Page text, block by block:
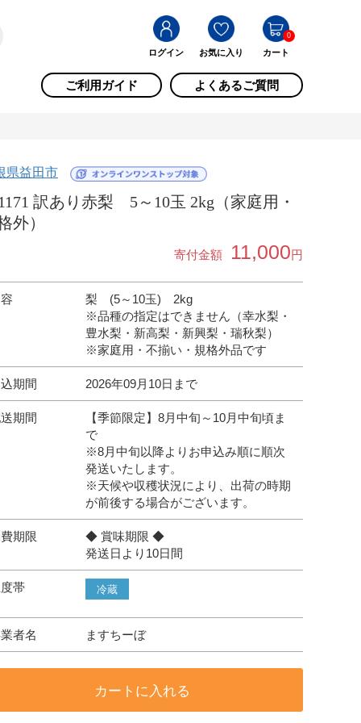
ログイン お気に入り カート
0
ご利用ガイド よくあるご質問
県益田市
訳あり赤梨 5～10玉 2kg（家庭用・
外）
寄付金額 11,000円
梨 (5～10玉) 2kg
※品種の指定はできません（幸水梨・
豊水梨・新高梨・新興梨・瑞秋梨）
※家庭用・不揃い・規格外品です
期間 2026年09月10日まで
期間
【季節限定】8月中旬～10月中旬頃ま
で
※8月中旬以降よりお申込み順に順次
発送いたします。
※天候や収穫状況により、出荷の時期
が前後する場合がございます。
期限
◆ 賞味期限 ◆
発送日より10日間
帯 冷蔵
者名 ますちーぼ
カートに入れる